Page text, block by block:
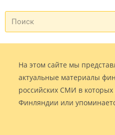
На этом сайте мы
актуальные материалы
российских СМИ в которых
Финляндии или